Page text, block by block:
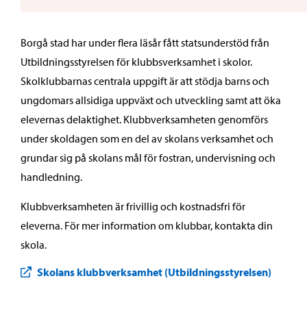
Borgå stad har under flera läsår fått statsunderstöd från
Utbildningsstyrelsen för klubbsverksamhet i skolor.
Skolklubbarnas centrala uppgift är att stödja barns och
ungdomars allsidiga uppväxt och utveckling samt att öka
elevernas delaktighet. Klubbverksamheten genomförs
under skoldagen som en del av skolans verksamhet och
grundar sig på skolans mål för fostran, undervisning och
handledning.
Klubbverksamheten är frivillig och kostnadsfri för
eleverna. För mer information om klubbar, kontakta din
skola.
Skolans klubbverksamhet (Utbildningsstyrelsen)